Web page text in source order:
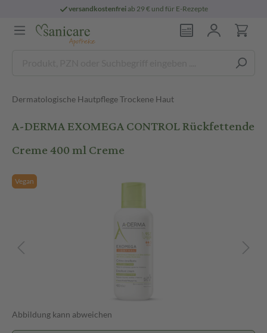
versandkostenfreiab 29 € und für E-Rezepte
Dermatologische Hautpflege Trockene Haut
A-DERMA EXOMEGA CONTROL Rückfettende
Creme 400 ml Creme
Vegan
Abbildung kann abweichen